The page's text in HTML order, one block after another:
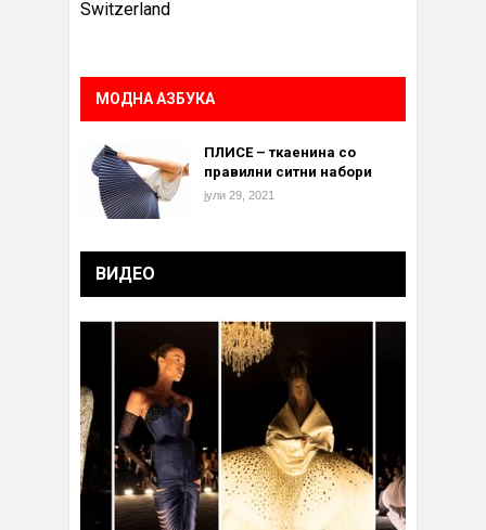
Switzerland
МОДНА АЗБУКА
ПЛИСЕ – ткаенина со
правилни ситни набори
јули 29, 2021
ВИДЕО